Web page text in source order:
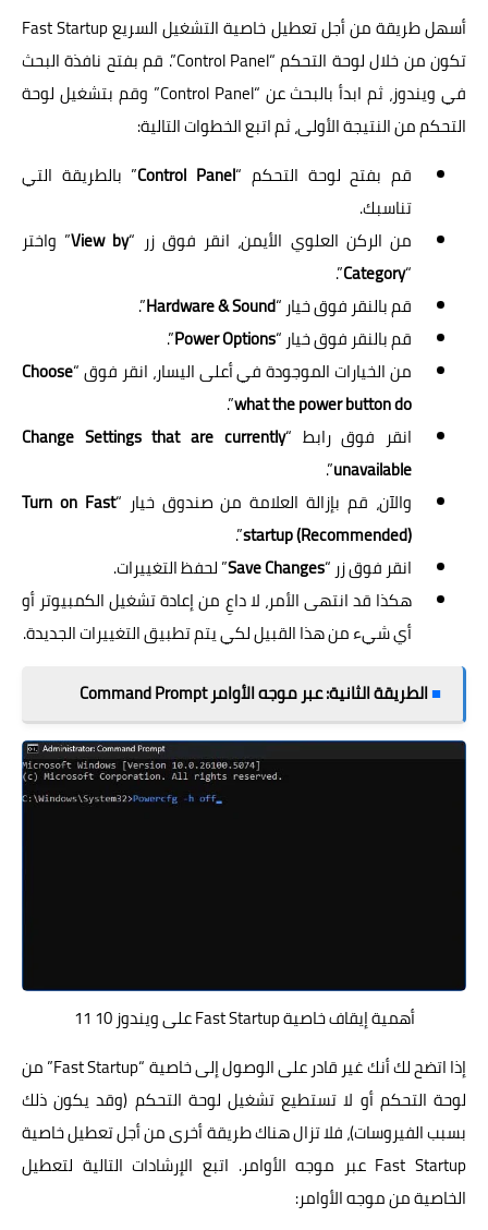
أسهل طريقة من أجل تعطيل خاصية التشغيل السريع Fast Startup
تكون من خلال لوحة التحكم “Control Panel”. قم بفتح نافذة البحث
في ويندوز، ثم ابدأ بالبحث عن “Control Panel” وقم بتشغيل لوحة
التحكم من النتيجة الأولى، ثم اتبع الخطوات التالية:
قم بفتح لوحة التحكم “Control Panel” بالطريقة التي
تناسبك.
من الركن العلوي الأيمن، انقر فوق زر “View by” واختر
“
Category
”.
قم بالنقر فوق خيار “Hardware & Sound
”.
قم بالنقر فوق خيار “Power Options
”.
من الخيارات الموجودة في أعلى اليسار، انقر فوق “Choose
what the power button do
”.
انقر فوق رابط “Change Settings that are currently
unavailable
”.
والآن، قم بإزالة العلامة من صندوق خيار “Turn on Fast
startup (Recommended)
”.
انقر فوق زر “Save Changes” لحفظ التغييرات.
هكذا قد انتهى الأمر، لا داعِ من إعادة تشغيل الكمبيوتر أو
أي شيء من هذا القبيل لكي يتم تطبيق التغييرات الجديدة.
■الطريقة الثانية: عبر موجه الأوامر Command Prompt
أهمية إيقاف خاصية Fast Startup على ويندوز 10 11
إذا اتضح لك أنك غير قادر على الوصول إلى خاصية “Fast Startup” من
لوحة التحكم أو لا تستطيع تشغيل لوحة التحكم (وقد يكون ذلك
بسبب الفيروسات)، فلا تزال هناك طريقة أخرى من أجل تعطيل خاصية
Fast Startup عبر موجه الأوامر. اتبع الإرشادات التالية لتعطيل
الخاصية من موجه الأوامر: